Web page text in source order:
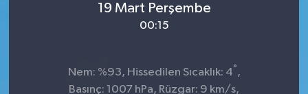
19 Mart Perşembe
00:15
Nem: %93, Hissedilen Sıcaklık: 4° ,
Basınç: 1007 hPa, Rüzgar: 9 km/s,